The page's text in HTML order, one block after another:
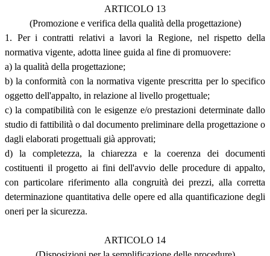
ARTICOLO 13
(Promozione e verifica della qualità della progettazione)
1. Per i contratti relativi a lavori la Regione, nel rispetto della
normativa vigente, adotta linee guida al fine di promuovere:
a) la qualità della progettazione;
b) la conformità con la normativa vigente prescritta per lo specifico
oggetto dell'appalto, in relazione al livello progettuale;
c) la compatibilità con le esigenze e/o prestazioni determinate dallo
studio di fattibilità o dal documento preliminare della progettazione o
dagli elaborati progettuali già approvati;
d) la completezza, la chiarezza e la coerenza dei documenti
costituenti il progetto ai fini dell'avvio delle procedure di appalto,
con particolare riferimento alla congruità dei prezzi, alla corretta
determinazione quantitativa delle opere ed alla quantificazione degli
oneri per la sicurezza.
ARTICOLO 14